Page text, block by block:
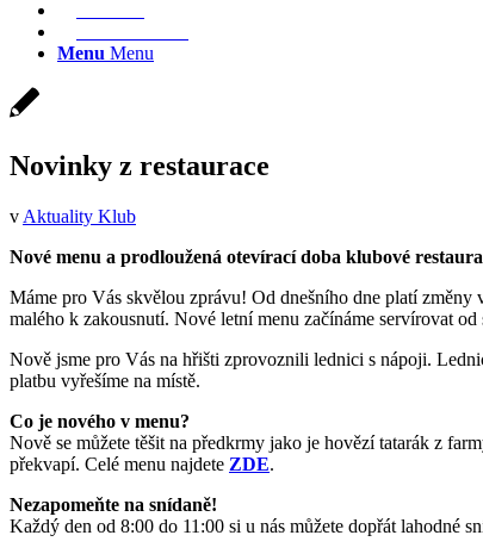
Menu Menu
Novinky z restaurace
v Aktuality Klub
Nové menu a prodloužená otevírací doba klubové
Máme pro Vás skvělou zprávu! Od dnešního dne platí
malého k zakousnutí. Nové letní menu začínáme servírovat od
Nově jsme pro Vás na hřišti zprovoznili lednici s nápoji.
platbu vyřešíme na místě.
Co je nového v menu?
Nově se můžete těšit na předkrmy jako je hovězí tatarák z
překvapí. Celé menu najdete ZDE.
Nezapomeňte na snídaně!
Každý den od 8:00 do 11:00 si u nás můžete dopřát lahodné